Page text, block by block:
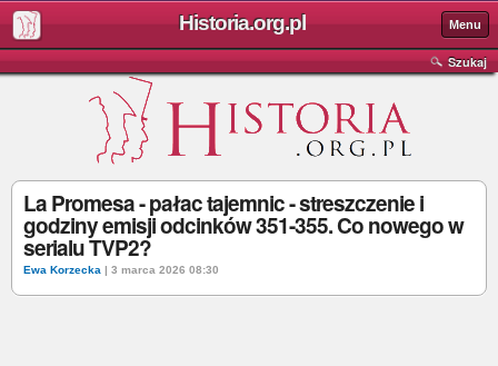
Historia.org.pl Menu
Szukaj
La Promesa - pałac tajemnic - streszczenie i
godziny emisji odcinków 351-355. Co nowego w
serialu TVP2?
Ewa Korzecka | 3 marca 2026 08:30